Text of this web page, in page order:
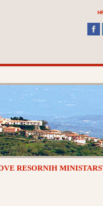
RESORNIH